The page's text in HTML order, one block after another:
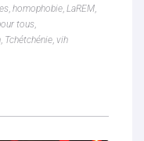
, homophobie, LaREM,
tous,
, Tchétchénie, vih